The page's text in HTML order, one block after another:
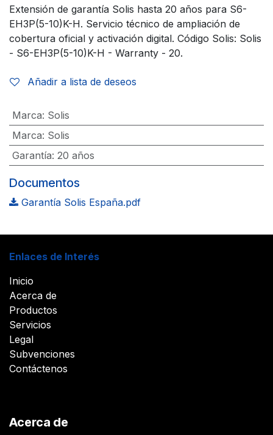
Extensión de garantía Solis hasta 20 años para S6-
EH3P(5-10)K-H. Servicio técnico de ampliación de
cobertura oficial y activación digital. Código Solis: Solis
- S6-EH3P(5-10)K-H - Warranty - 20.
Añadir a lista de deseos
Marca: Solis
Marca: Solis
Garantía: 20 años
Documentos
Garantía Solis España.pdf
Enlaces de Interés
Inicio
Acerca de
Productos
Servicios
Legal
Subvenciones
Contáctenos
Acerca de